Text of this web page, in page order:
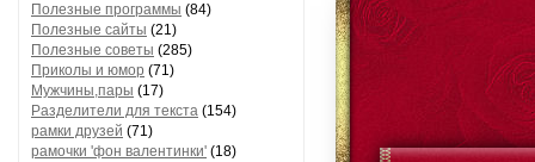
Полезные программы (84)
Полезные сайты (21)
Полезные советы (285)
Приколы и юмор (71)
Мужчины,пары (17)
Разделители для текста (154)
рамки друзей (71)
рамочки 'фон валентинки' (18)